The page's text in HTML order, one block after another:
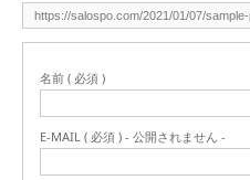
名前 ( 必須 )
E-MAIL ( 必須 ) - 公開されません -